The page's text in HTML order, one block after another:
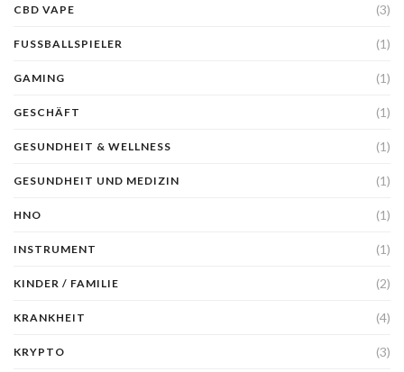
CBD VAPE (3)
FUSSBALLSPIELER (1)
GAMING (1)
GESCHÄFT (1)
GESUNDHEIT & WELLNESS (1)
GESUNDHEIT UND MEDIZIN (1)
HNO (1)
INSTRUMENT (1)
KINDER / FAMILIE (2)
KRANKHEIT (4)
KRYPTO (3)